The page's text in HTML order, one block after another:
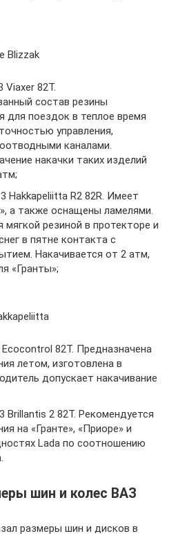
Blizzak
Viaxer 82T.
состав резины
для поездок в теплое время
управления,
каналами.
накачки таких изделий
Hakkapeliitta R2 82R. Имеет
а также оснащены ламелями.
мягкой резиной в протекторе и
в пятне контакта с
Накачивается от 2 атм,
«Гранты»;
Ecocontrol 82T. Предназначена
летом, изготовлена в
допускает накачивание
Brillantis 2 82T. Рекомендуется
на «Гранте», «Приоре» и
Lada по соотношению
шин и колес ВАЗ
размеры шин и дисков в